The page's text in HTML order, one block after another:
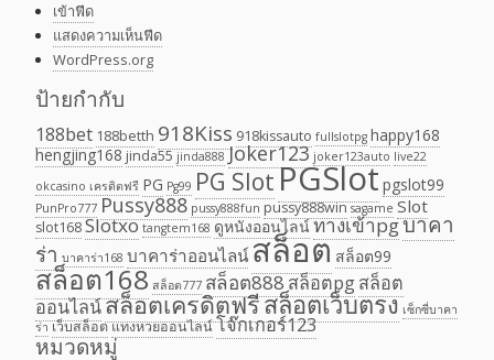
เข้าฟีด
แสดงความเห็นฟีด
WordPress.org
ป้ายกำกับ
188bet 188betth 918Kiss 918kissauto fullslotpg happy168
hengjing168 jinda55 jinda888 Joker123 joker123auto live22
okcasino เครดิตฟรี PG Pg99 PG SlotPGSlotpgslot99
PunPro777 Pussy888 pussy888fun pussy888win sagame Slot
slot168Slotxo tangtem168 ดูหนังออนไลน์ทางเข้าpgบาคา
ร่า บาคาร่า168 บาคาร่าออนไลน์สล็อต สล็อต99
สล็อต168 สล็อต777 สล็อต888 สล็อตpgสล็อต
ออนไลน์สล็อตเครดิตฟรีสล็อตเว็บตรง เซ็กซี่บาคา
ร่า เว็บสล็อตแทงหวยออนไลน์โจ๊กเกอร์123
หมวดหมู่